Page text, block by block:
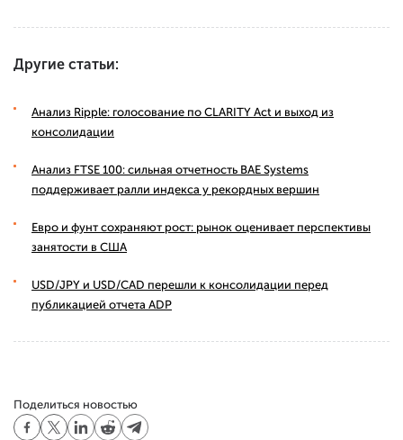
Другие статьи:
Анализ Ripple: голосование по CLARITY Act и выход из
консолидации
Анализ FTSE 100: сильная отчетность BAE Systems
поддерживает ралли индекса у рекордных вершин
Евро и фунт сохраняют рост: рынок оценивает перспективы
занятости в США
USD/JPY и USD/CAD перешли к консолидации перед
публикацией отчета ADP
Поделиться новостью